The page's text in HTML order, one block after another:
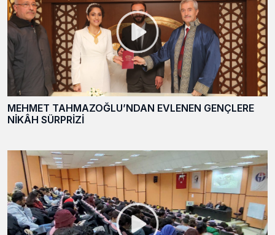
MEHMET TAHMAZOĞLU’NDAN EVLENEN GENÇLERE
NİKÂH SÜRPRİZİ